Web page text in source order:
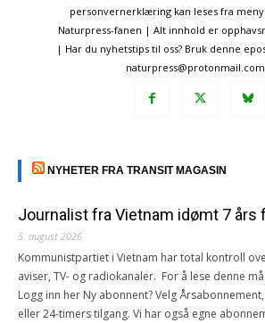
personvernerklæring kan leses fra
Naturpress-fanen | Alt innhold er
| Har du nyhetstips til oss? Bruk denne
NYHETER FRA TRANSIT MAGASIN
Journalist fra Vietnam idømt 7 års
5. august 2026
Kommunistpartiet i Vietnam har total kontroll
aviser, TV- og radiokanaler. For å lese denne
Logg inn her Ny abonnent? Velg
eller 24-timers tilgang. Vi har også egne